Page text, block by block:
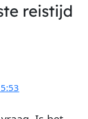
reistijd